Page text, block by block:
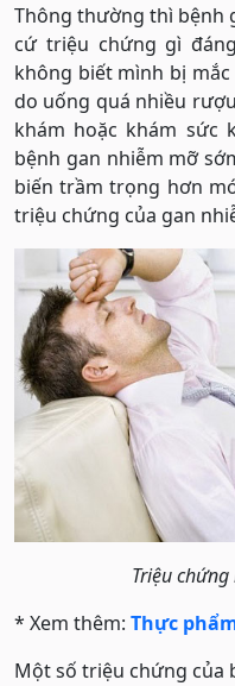
Thông thường thì bệnh
cứ triệu chứng gì
không biết mình bị
do uống quá nhiều
khám hoặc khám sức
bệnh gan nhiễm mỡ
biến trầm trọng hơn
triệu chứng của gan
Triệu
* Xem thêm: Thực
Một số triệu chứng của